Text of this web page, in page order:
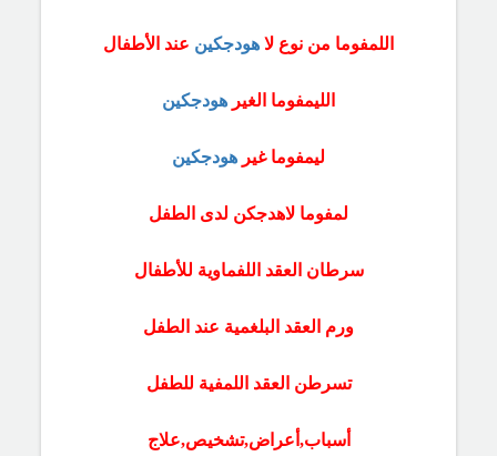
اللمفوما من نوع لا هودجكين عند الأطفال
الليمفوما الغير هودجكين
ليمفوما غير هودجكين
لمفوما لاهدجكن لدى الطفل
سرطان العقد اللفماوية للأطفال
ورم العقد البلغمية عند الطفل
تسرطن العقد اللمفية للطفل
أسباب,أعراض,تشخيص,علاج